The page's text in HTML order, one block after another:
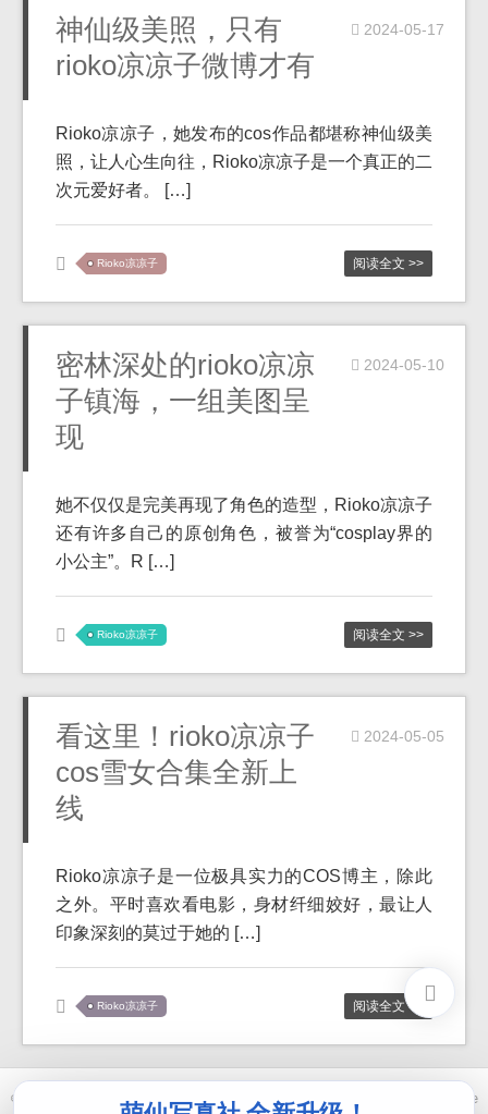
神仙级美照，只有
rioko凉凉子微博才有
2024-05-17
Rioko凉凉子，她发布的cos作品都堪称神仙级美
照，让人心生向往，Rioko凉凉子是一个真正的二
次元爱好者。 […]
Rioko凉凉子 阅读全文 >>
密林深处的rioko凉凉
子镇海，一组美图呈
现
2024-05-10
她不仅仅是完美再现了角色的造型，Rioko凉凉子
还有许多自己的原创角色，被誉为“cosplay界的
小公主”。R […]
Rioko凉凉子 阅读全文 >>
看这里！rioko凉凉子
cos雪女合集全新上
线
2024-05-05
Rioko凉凉子是一位极具实力的COS博主，除此
之外。平时喜欢看电影，身材纤细姣好，最让人
印象深刻的莫过于她的 […]
Rioko凉凉子 阅读全文 >>
© 2021-2026 优马卿 | ICP备案 XXX 号 | Themeckvearm by ttcrivpe